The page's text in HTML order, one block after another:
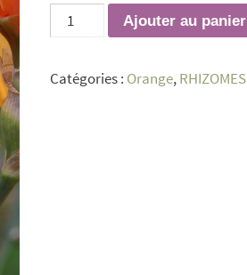
quantité
de
Kellar's
Ajouter au panier
Catégories : Orange,RHIZOMES